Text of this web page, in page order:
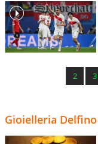
2 3
Gioielleria Delfino